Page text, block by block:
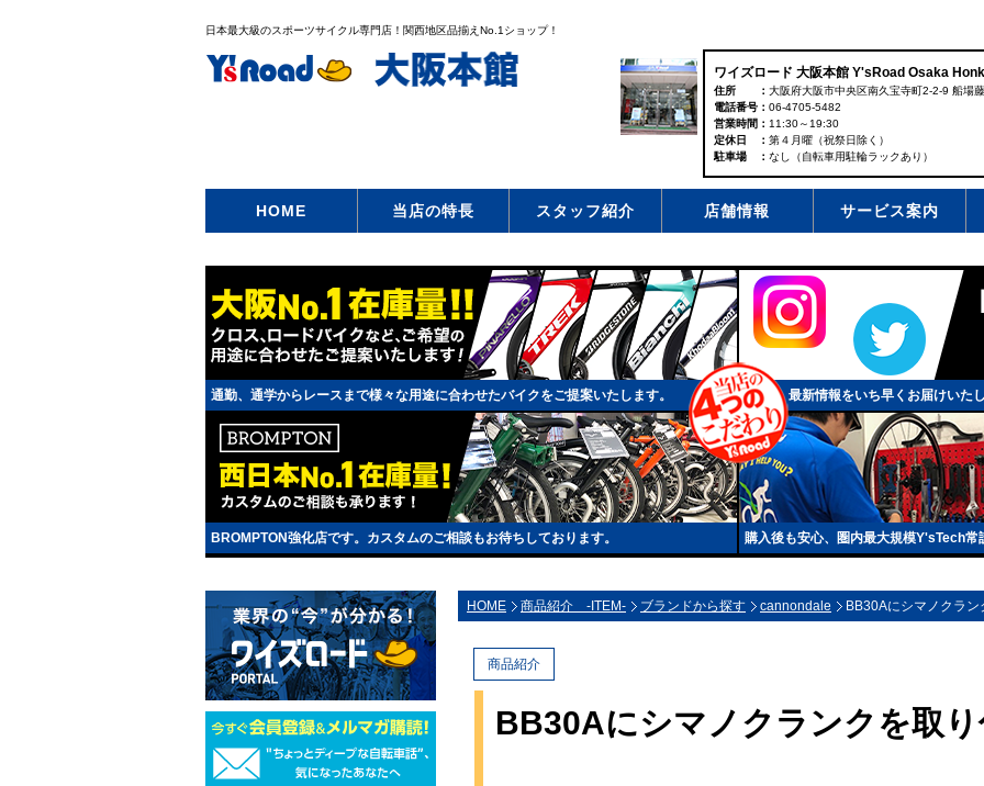
日本最大級のスポーツサイクル専門店！関西地区品揃えNo.1ショップ！
ワイズロード 大阪本館 Y'sRoad Osaka
住所
大阪府大阪市中央区南久宝寺町2-2-9 船場
電話番号
06-4705-5482
営業時間
11:30～19:30
定休日
第４月曜（祝祭日除く）
駐車場
なし（自転車用駐輪ラックあり）
HOME 当店の特長 スタッフ紹介 店舗情報 サービス案内
通勤、通学からレースまで様々な用途に合わせたバイクをご提案いたします。 最新情報をいち早くお届けいた
BROMPTON強化店です。カスタムのご相談もお待ちしております。 購入後も安心、圏内最大規模Y'sTech
HOME 商品紹介 -ITEM- ブランドから探す cannondale BB30Aにシマノクラ
商品紹介
BB30Aにシマノクランクを取